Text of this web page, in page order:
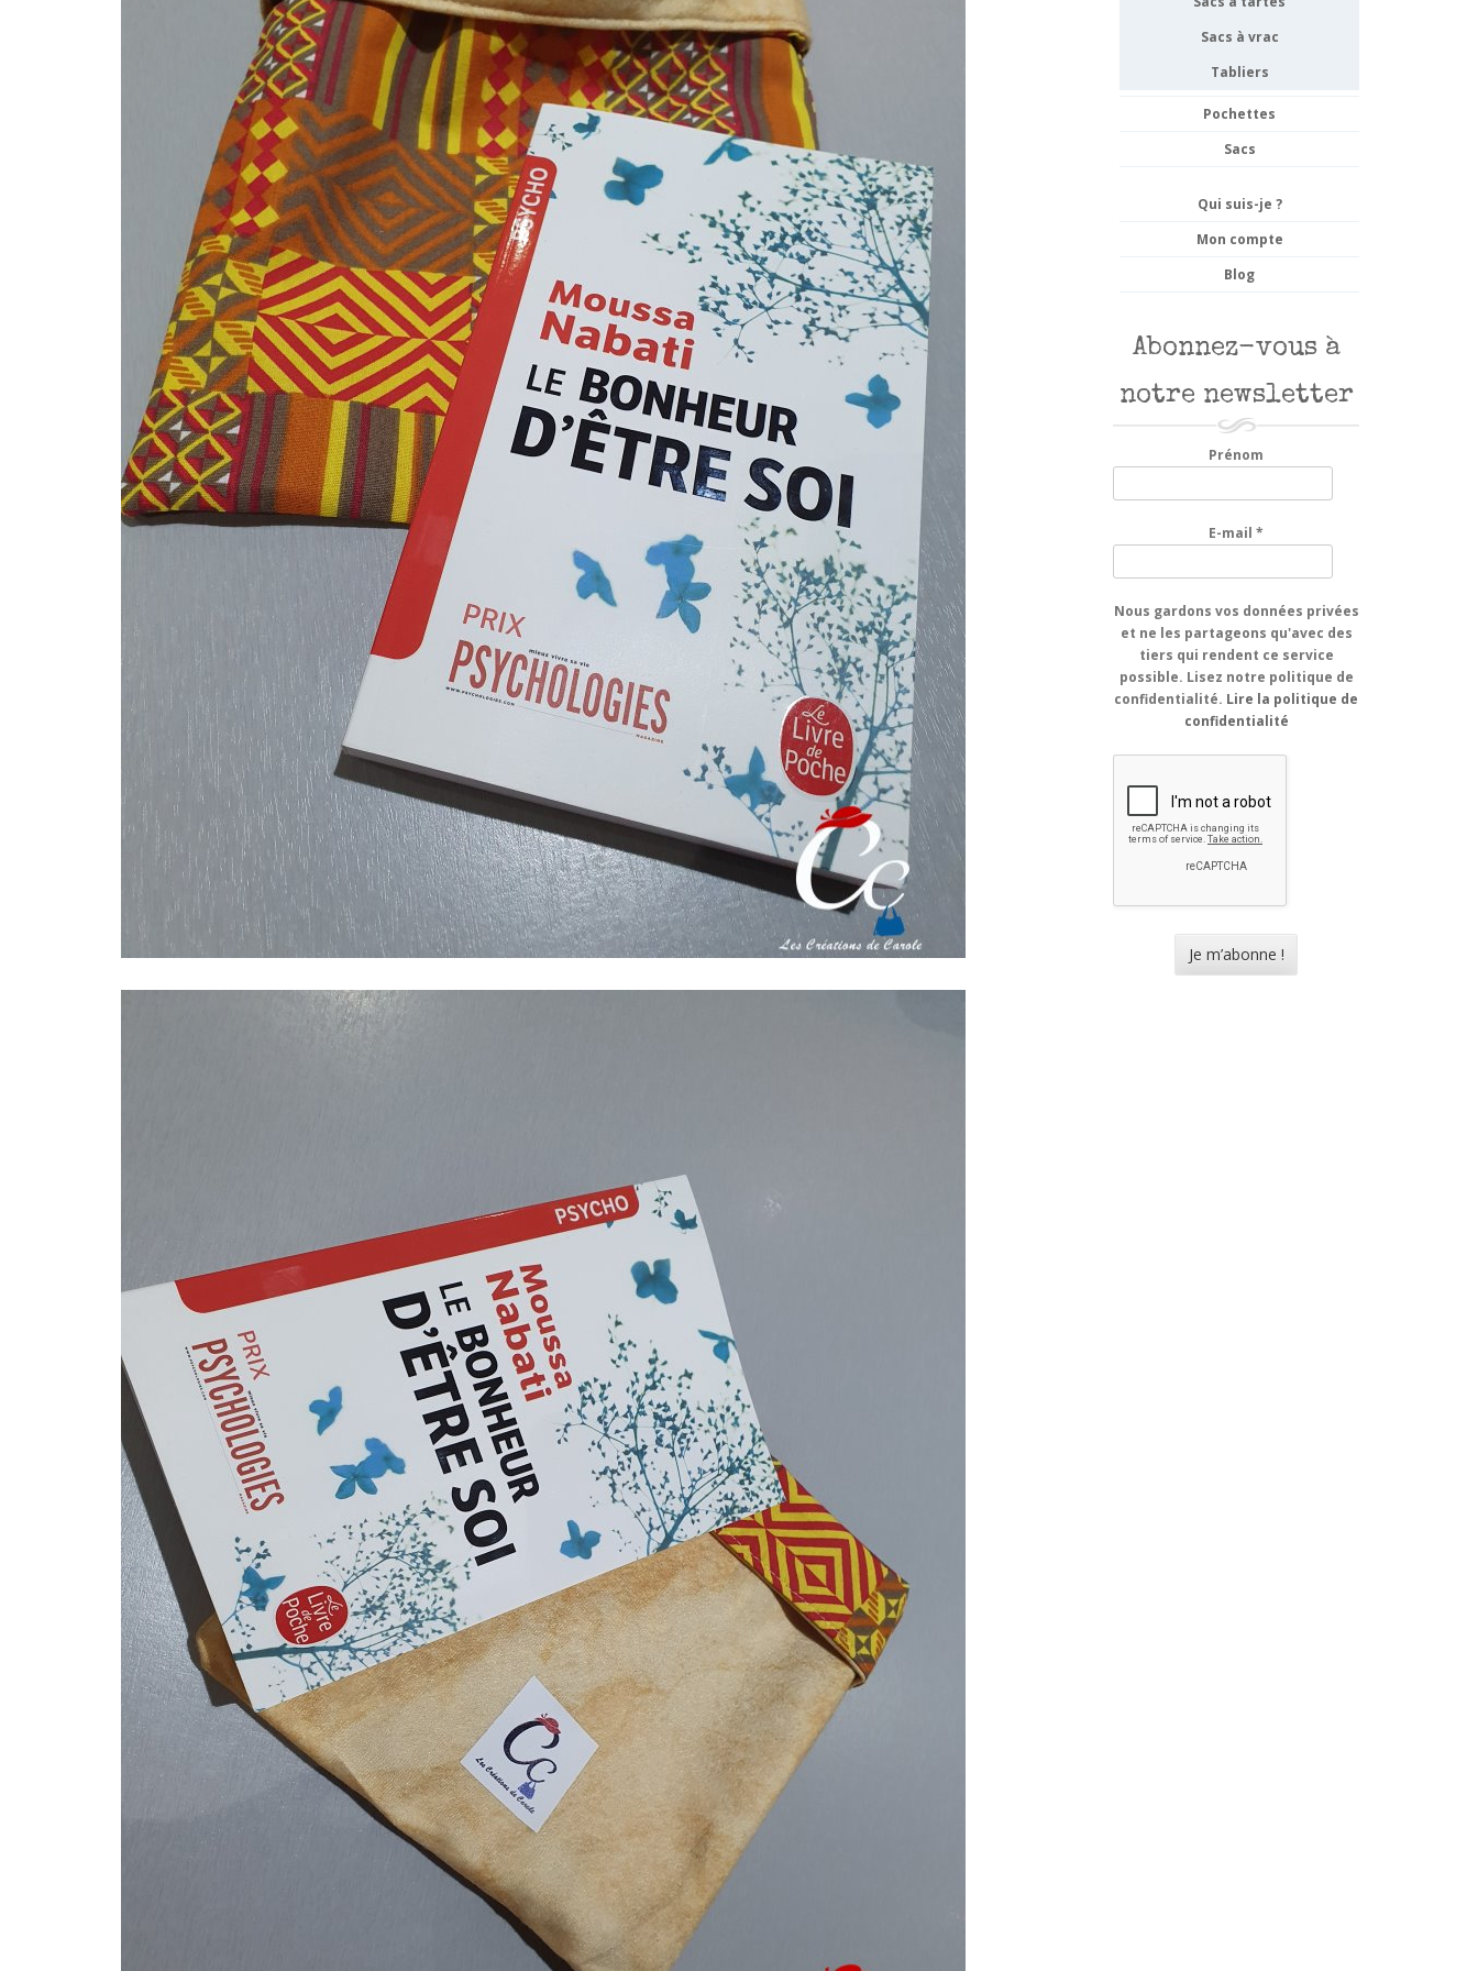
Sacs à vrac
Tabliers
Pochettes
Sacs
Qui suis-je ?
Mon compte
Blog
Abonnez-vous à
notre newsletter
Prénom
E-mail *
Nous gardons vos données privées
et ne les partageons qu'avec des
tiers qui rendent ce service
possible. Lisez notre politique de
confidentialité. Lire la politique de
confidentialité